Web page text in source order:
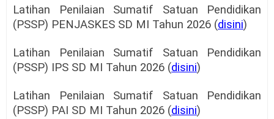
Latihan Penilaian Sumatif Satuan Pendidikan
(PSSP) PENJASKES SD MI Tahun 2026 (disini)
Latihan Penilaian Sumatif Satuan Pendidikan
(PSSP) IPS SD MI Tahun 2026 (disini)
Latihan Penilaian Sumatif Satuan Pendidikan
(PSSP) PAI SD MI Tahun 2026 (disini)